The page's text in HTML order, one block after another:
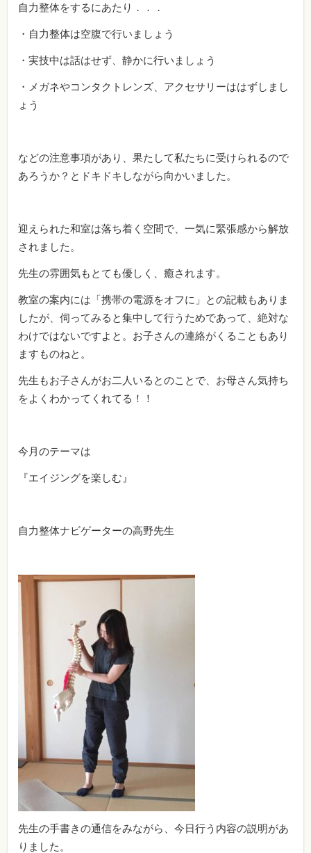
自力整体をするにあたり．．．
・自力整体は空腹で行いましょう
・実技中は話はせず、静かに行いましょう
・メガネやコンタクトレンズ、アクセサリーははずしまし
ょう
などの注意事項があり、果たして私たちに受けられるので
あろうか？とドキドキしながら向かいました。
迎えられた和室は落ち着く空間で、一気に緊張感から解放
されました。
先生の雰囲気もとても優しく、癒されます。
教室の案内には「携帯の電源をオフに」との記載もありま
したが、伺ってみると集中して行うためであって、絶対な
わけではないですよと。お子さんの連絡がくることもあり
ますものねと。
先生もお子さんがお二人いるとのことで、お母さん気持ち
をよくわかってくれてる！！
今月のテーマは
『エイジングを楽しむ』
自力整体ナビゲーターの高野先生
先生の手書きの通信をみながら、今日行う内容の説明があ
りました。